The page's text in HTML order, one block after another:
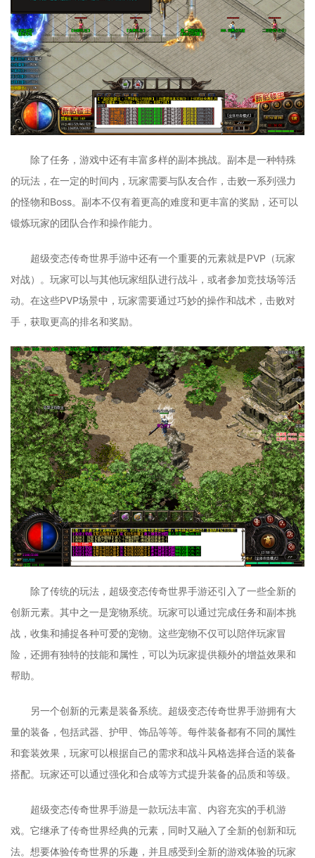
除了任务，游戏中还有丰富多样的副本挑战。副本是一种特殊
的玩法，在一定的时间内，玩家需要与队友合作，击败一系列强力
的怪物和Boss。副本不仅有着更高的难度和更丰富的奖励，还可以
锻炼玩家的团队合作和操作能力。
超级变态传奇世界手游中还有一个重要的元素就是PVP（玩家
对战）。玩家可以与其他玩家组队进行战斗，或者参加竞技场等活
动。在这些PVP场景中，玩家需要通过巧妙的操作和战术，击败对
手，获取更高的排名和奖励。
除了传统的玩法，超级变态传奇世界手游还引入了一些全新的
创新元素。其中之一是宠物系统。玩家可以通过完成任务和副本挑
战，收集和捕捉各种可爱的宠物。这些宠物不仅可以陪伴玩家冒
险，还拥有独特的技能和属性，可以为玩家提供额外的增益效果和
帮助。
另一个创新的元素是装备系统。超级变态传奇世界手游拥有大
量的装备，包括武器、护甲、饰品等等。每件装备都有不同的属性
和套装效果，玩家可以根据自己的需求和战斗风格选择合适的装备
搭配。玩家还可以通过强化和合成等方式提升装备的品质和等级。
超级变态传奇世界手游是一款玩法丰富、内容充实的手机游
戏。它继承了传奇世界经典的元素，同时又融入了全新的创新和玩
法。想要体验传奇世界的乐趣，并且感受到全新的游戏体验的玩家